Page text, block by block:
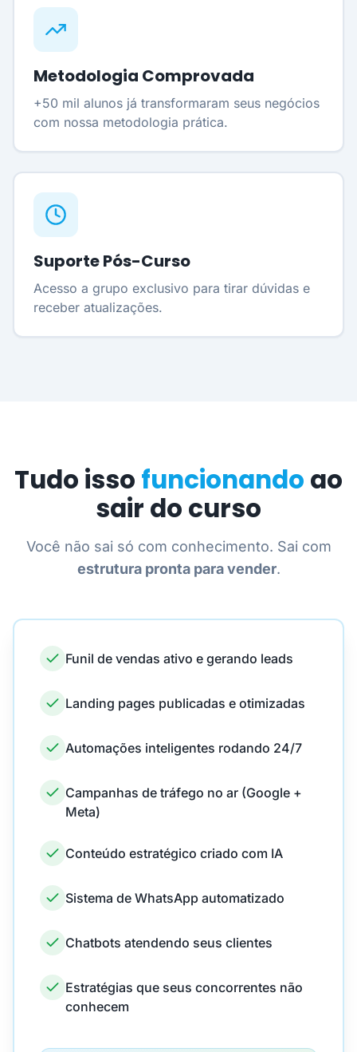
Metodologia Comprovada
+50 mil alunos já transformaram seus negócios
com nossa metodologia prática.
Suporte Pós-Curso
Acesso a grupo exclusivo para tirar dúvidas e
receber atualizações.
Tudo isso funcionando ao
sair do curso
Você não sai só com conhecimento. Sai com
estrutura pronta para vender.
Funil de vendas ativo e gerando leads
Landing pages publicadas e otimizadas
Automações inteligentes rodando 24/7
Campanhas de tráfego no ar (Google +
Meta)
Conteúdo estratégico criado com IA
Sistema de WhatsApp automatizado
Chatbots atendendo seus clientes
Estratégias que seus concorrentes não
conhecem